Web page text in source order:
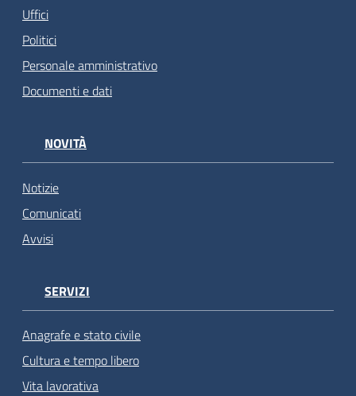
Uffici
Politici
Personale amministrativo
Documenti e dati
NOVITÀ
Notizie
Comunicati
Avvisi
SERVIZI
Anagrafe e stato civile
Cultura e tempo libero
Vita lavorativa